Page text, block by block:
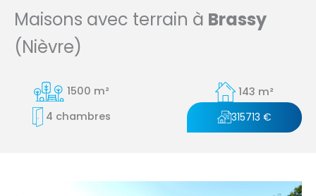
Maisons avec terrain à Brassy
(Nièvre)
1500 m²
143 m²
4 chambres
315713 €